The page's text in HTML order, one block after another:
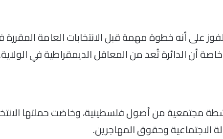
على أنه خطوة مهمة قبل الانتخابات العامة
أن الدائرة تُعد من المعاقل الديمقراطية في الولاية.
مجتمعية من أصول فلسطينية، وخاضت حملتها
الاجتماعية وحقوق المهاجرين.